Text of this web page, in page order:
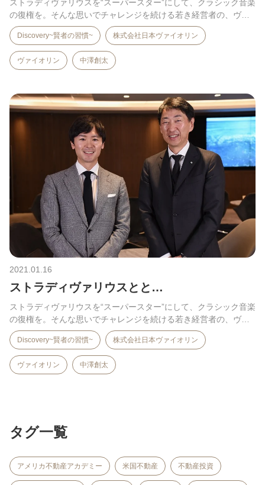
ストラディヴァリウスを“スーパースター”にして、クラシック音楽
の復権を。そんな思いでチャレンジを続ける若き経営者の、ヴ
ァ…
Discovery~賢者の習慣~ 株式会社日本ヴァイオリン
ヴァイオリン 中澤創太
2021.01.16
ストラディヴァリウスとと…
ストラディヴァリウスを“スーパースター”にして、クラシック音楽
の復権を。そんな思いでチャレンジを続ける若き経営者の、ヴ
ァ…
Discovery~賢者の習慣~ 株式会社日本ヴァイオリン
ヴァイオリン 中澤創太
タグ一覧
アメリカ不動産アカデミー 米国不動産 不動産投資